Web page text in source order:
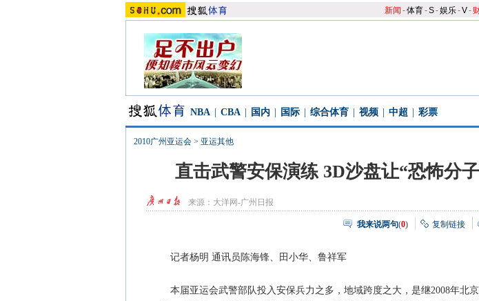
新闻 -体育-S-娱乐-V-
NBA CBA 国内 国际 综合体育 视频 中超 彩票
2010广州亚运会 > 亚运其他
直击武警安保演练 3D沙盘让“恐怖分
来源： 大洋网-广州日报
我来说两句(0) 复制链接
记者杨明 通讯员陈海锋、田小华、鲁祥军
本届亚运会武警部队投入安保兵力之多，地域跨度之大，是继2008年北